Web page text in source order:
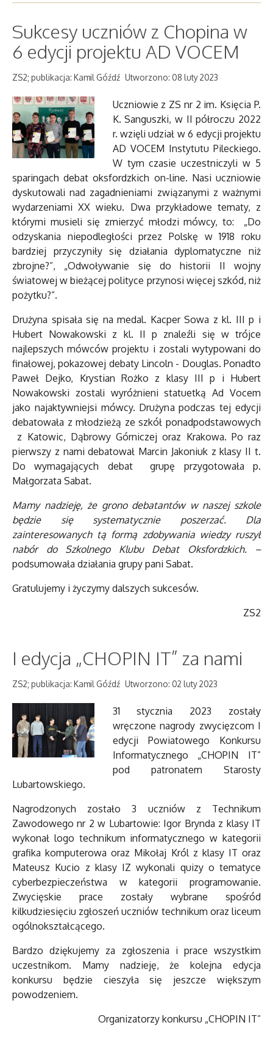
Sukcesy uczniów z Chopina w
6 edycji projektu AD VOCEM
ZS2; publikacja: Kamil Góźdź Utworzono: 08 luty 2023
Uczniowie z ZS nr 2 im. Księcia P.
K. Sanguszki, w II półroczu 2022
r. wzięli udział w 6 edycji projektu
AD VOCEM Instytutu Pileckiego.
W tym czasie uczestniczyli w 5
sparingach debat oksfordzkich on-line. Nasi uczniowie
dyskutowali nad zagadnieniami związanymi z ważnymi
wydarzeniami XX wieku. Dwa przykładowe tematy, z
którymi musieli się zmierzyć młodzi mówcy, to: „Do
odzyskania niepodległości przez Polskę w 1918 roku
bardziej przyczyniły się działania dyplomatyczne niż
zbrojne?”, „Odwoływanie się do historii II wojny
światowej w bieżącej polityce przynosi więcej szkód, niż
pożytku?”.
Drużyna spisała się na medal. Kacper Sowa z kl. III p i
Hubert Nowakowski z kl. II p znaleźli się w trójce
najlepszych mówców projektu i zostali wytypowani do
finałowej, pokazowej debaty Lincoln - Douglas. Ponadto
Paweł Dejko, Krystian Rożko z klasy III p i Hubert
Nowakowski zostali wyróżnieni statuetką Ad Vocem
jako najaktywniejsi mówcy. Drużyna podczas tej edycji
debatowała z młodzieżą ze szkół ponadpodstawowych
z Katowic, Dąbrowy Górniczej oraz Krakowa. Po raz
pierwszy z nami debatował Marcin Jakoniuk z klasy II t.
Do wymagających debat grupę przygotowała p.
Małgorzata Sabat.
Mamy nadzieję, że grono debatantów w naszej szkole
będzie się systematycznie poszerzać. Dla
zainteresowanych tą formą zdobywania wiedzy ruszył
nabór do Szkolnego Klubu Debat Oksfordzkich. –
podsumowała działania grupy pani Sabat.
Gratulujemy i życzymy dalszych sukcesów.
ZS2
I edycja „CHOPIN IT” za nami
ZS2; publikacja: Kamil Góźdź Utworzono: 02 luty 2023
31 stycznia 2023 zostały
wręczone nagrody zwycięzcom I
edycji Powiatowego Konkursu
Informatycznego „CHOPIN IT”
pod patronatem Starosty
Lubartowskiego.
Nagrodzonych zostało 3 uczniów z Technikum
Zawodowego nr 2 w Lubartowie: Igor Brynda z klasy IT
wykonał logo technikum informatycznego w kategorii
grafika komputerowa oraz Mikołaj Król z klasy IT oraz
Mateusz Kucio z klasy IZ wykonali quizy o tematyce
cyberbezpieczeństwa w kategorii programowanie.
Zwycięskie prace zostały wybrane spośród
kilkudziesięciu zgłoszeń uczniów technikum oraz liceum
ogólnokształcącego.
Bardzo dziękujemy za zgłoszenia i prace wszystkim
uczestnikom. Mamy nadzieję, że kolejna edycja
konkursu będzie cieszyła się jeszcze większym
powodzeniem.
Organizatorzy konkursu „CHOPIN IT”